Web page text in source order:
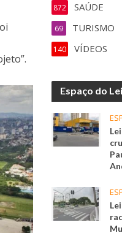
SAÚDE
872
TURISMO
69
VÍDEOS
140
Espaço do